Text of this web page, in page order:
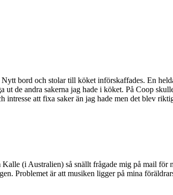
bord och stolar till köket införskaffades. En
ut de andra sakerna jag hade i köket. På Coop
att fixa saker än jag hade men det blev
(i Australien) så snällt frågade mig på mail för
Problemet är att musiken ligger på mina